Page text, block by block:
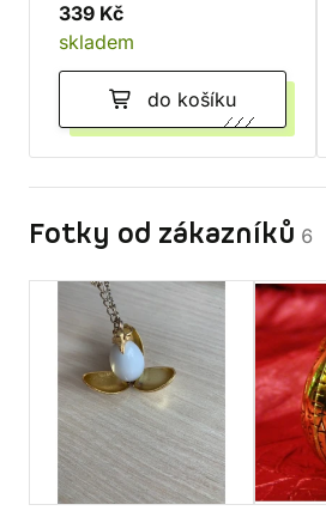
339 Kč
skladem
do košíku
Fotky od zákazníků 6